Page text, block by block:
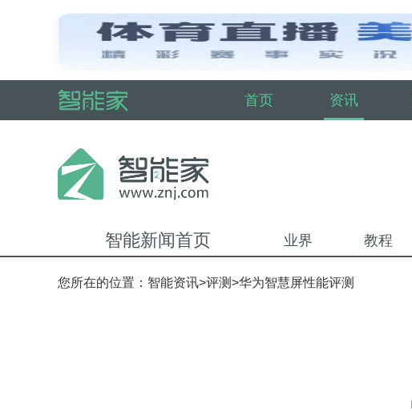
首页 资讯
智能新闻首页 业界 教程
您所在的位置： 智能资讯>评测>华为智慧屏性能评测